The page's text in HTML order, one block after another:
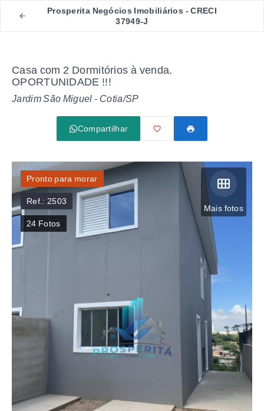
Prosperita Negócios Imobiliários - CRECI
37949-J
Casa com 2 Dormitórios à venda.
OPORTUNIDADE !!!
Jardim São Miguel - Cotia/SP
Compartilhar
Mais fotos
Pronto para morar
Ref.: 2503
24 Fotos